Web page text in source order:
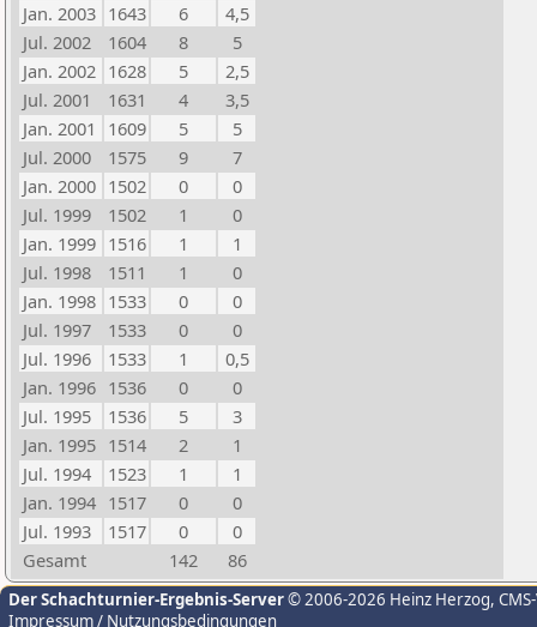
Jan. 2003 1643 6
4,5
Jul. 2002
1604 8
5
Jan. 2002 1628 5
2,5
Jul. 2001
1631 4
3,5
Jan. 2001
1609 5
5
Jul. 2000
1575 9
7
Jan. 2000 1502 0
0
Jul. 1999
1502 1
0
Jan. 1999 1516 1
1
Jul. 1998
1511 1
0
Jan. 1998 1533 0
0
Jul. 1997
1533 0
0
Jul. 1996
1533 1
0,5
Jan. 1996 1536 0
0
Jul. 1995
1536 5
3
Jan. 1995 1514 2
1
Jul. 1994
1523 1
1
Jan. 1994 1517 0
0
Jul. 1993
1517 0
0
Gesamt
142 86
Der Schachturnier-Ergebnis-Server© 2006-2026 Heinz Herzog,
Impressum / Nutzungsbedingungen